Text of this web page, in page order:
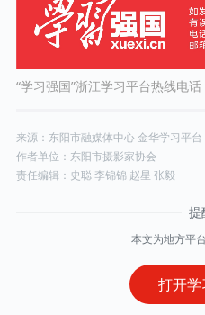
打开
“学习强国”浙江学习平台热线电话
来源：东阳市融媒体中心 金华学习平
作者单位：东阳市摄影家协会
责任编辑：史聪 李锦锦 赵星 张毅
本文为地方平